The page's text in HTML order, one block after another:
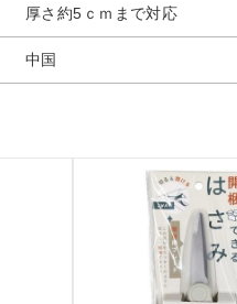
厚さ約5ｃｍまで対応
中国